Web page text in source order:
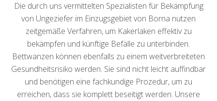
Die durch uns vermittelten Spezialisten für Bekämpfung
von Ungeziefer im Einzugsgebiet von Borna nutzen
zeitgemäße Verfahren, um Kakerlaken effektiv zu
bekämpfen und künftige Befälle zu unterbinden.
Bettwanzen können ebenfalls zu einem weitverbreiteten
Gesundheitsrisiko werden. Sie sind nicht leicht auffindbar
und benötigen eine fachkundige Prozedur, um zu
erreichen, dass sie komplett beseitigt werden. Unsere